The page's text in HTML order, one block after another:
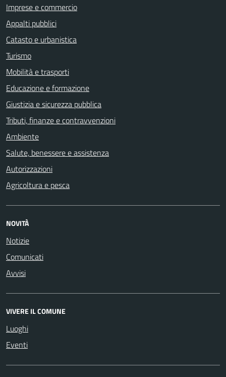
Imprese e commercio
Appalti pubblici
Catasto e urbanistica
Turismo
Mobilità e trasporti
Educazione e formazione
Giustizia e sicurezza pubblica
Tributi, finanze e contravvenzioni
Ambiente
Salute, benessere e assistenza
Autorizzazioni
Agricoltura e pesca
NOVITÀ
Notizie
Comunicati
Avvisi
VIVERE IL COMUNE
Luoghi
Eventi